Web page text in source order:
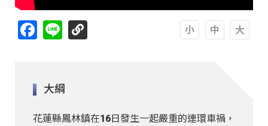
Facebook
Line
大綱
花蓮縣鳳林鎮在16日發生一起嚴重的連環車禍，